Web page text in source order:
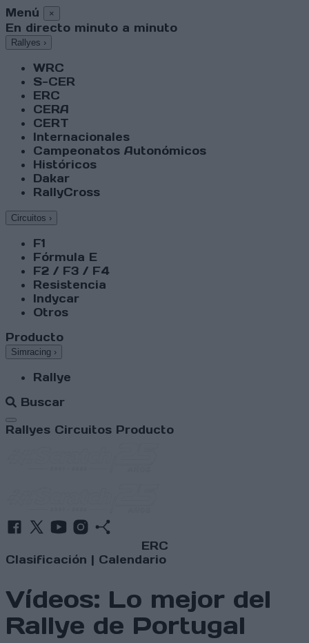
Menú ×
En directo minuto a minuto
Rallyes ›
WRC
S-CER
ERC
CERA
CERT
Internacionales
Campeonatos Autonómicos
Históricos
Dakar
RallyCross
Circuitos ›
F1
Fórmula E
F2 / F3 / F4
Resistencia
Indycar
Otros
Producto
Simracing ›
Rallye
Buscar
Abrir menú
Rallyes Circuitos Producto
ERC
Clasificación | Calendario
Vídeos: Lo mejor del
Rallye de Portugal